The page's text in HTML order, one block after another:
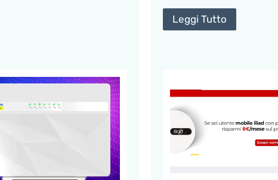
Leggi Tutto